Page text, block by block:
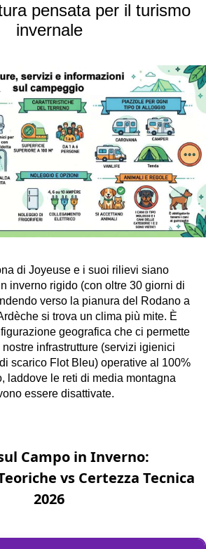
pensata per il turismo
invernale
di Joyeuse e i suoi rilievi siano
inverno rigido (con oltre 30 giorni di
verso la pianura del Rodano a
si trova un clima più mite. È
geografica che ci permette
infrastrutture (servizi igienici
scarico Flot Bleu) operative al 100%
laddove le reti di media montagna
essere disattivate.
Campo in Inverno:
vs Certezza Tecnica
2026